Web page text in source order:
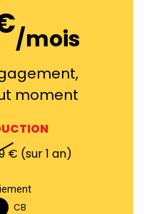
/mois
moment
€ (sur 1 an)
CB